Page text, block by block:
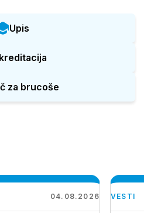
Upis
za brucoše
04.08.2026 VESTI